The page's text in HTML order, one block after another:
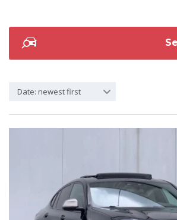
Date: newest first